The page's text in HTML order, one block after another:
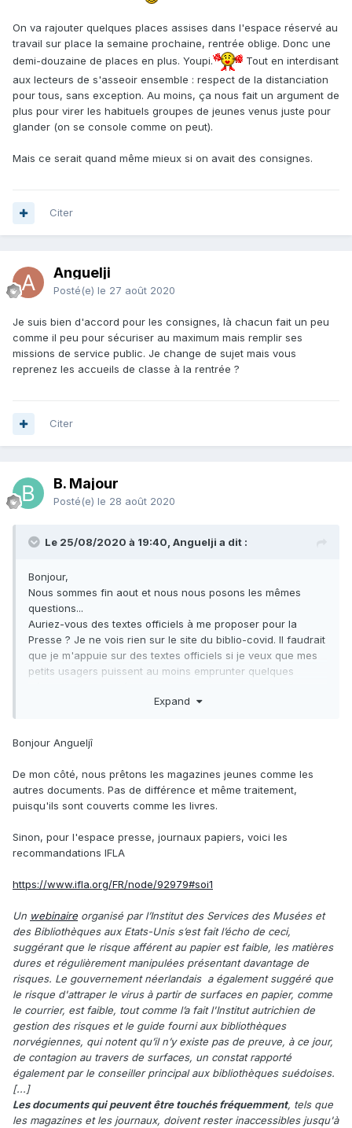
On va rajouter quelques places assises dans l'espace réservé au
travail sur place la semaine prochaine, rentrée oblige. Donc une
demi-douzaine de places en plus. Youpi.
Tout en interdisant
aux lecteurs de s'asseoir ensemble : respect de la distanciation
pour tous, sans exception. Au moins, ça nous fait un argument de
plus pour virer les habituels groupes de jeunes venus juste pour
glander (on se console comme on peut).
Mais ce serait quand même mieux si on avait des consignes.
Citer
Anguelji
Posté(e) le 27 août 2020
Je suis bien d'accord pour les consignes, là chacun fait un peu
comme il peu pour sécuriser au maximum mais remplir ses
missions de service public. Je change de sujet mais vous
reprenez les accueils de classe à la rentrée ?
Citer
B. Majour
Posté(e) le 28 août 2020
Le 25/08/2020 à 19:40, Anguelji a dit :
Bonjour,
Nous sommes fin aout et nous nous posons les mêmes
questions...
Auriez-vous des textes officiels à me proposer pour la
Presse ? Je ne vois rien sur le site du biblio-covid. Il faudrait
que je m'appuie sur des textes officiels si je veux que mes
petits usagers puissent au moins emprunter quelques
Expand
Bonjour Angueljî
De mon côté, nous prêtons les magazines jeunes comme les
autres documents. Pas de différence et même traitement,
puisqu'ils sont couverts comme les livres.
Sinon, pour l'espace presse, journaux papiers, voici les
recommandations IFLA
https://www.ifla.org/FR/node/92979#soi1
Un webinaire organisé par l’Institut des Services des Musées et
des Bibliothèques aux Etats-Unis s’est fait l’écho de ceci,
suggérant que le risque afférent au papier est faible, les matières
dures et régulièrement manipulées présentant davantage de
risques. Le gouvernement néerlandais a également suggéré que
le risque d'attraper le virus à partir de surfaces en papier, comme
le courrier, est faible, tout comme l’a fait l'Institut autrichien de
gestion des risques et le guide fourni aux bibliothèques
norvégiennes, qui notent qu’il n’y existe pas de preuve, à ce jour,
de contagion au travers de surfaces, un constat rapporté
également par le conseiller principal aux bibliothèques suédoises.
[...]
Les documents qui peuvent être touchés fréquemment, tels que
les magazines et les journaux, doivent rester inaccessibles jusqu'à